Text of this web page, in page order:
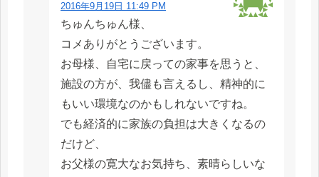
2016年9月19日 11:49 PM
ちゅんちゅん様、
コメありがとうございます。
お母様、自宅に戻っての家事を思うと、
施設の方が、我儘も言えるし、精神的に
もいい環境なのかもしれないですね。
でも経済的に家族の負担は大きくなるの
だけど、
お父様の寛大なお気持ち、素晴らしいな